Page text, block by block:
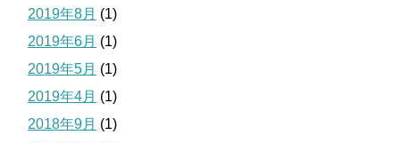
2019年8月 (1)
2019年6月 (1)
2019年5月 (1)
2019年4月 (1)
2018年9月 (1)